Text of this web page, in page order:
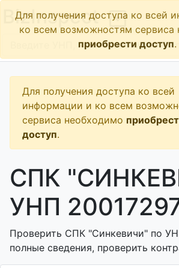
BizInspect
Для получения доступа ко всей
ко всем возможностям сервиса
приобрести доступ.
Для получения доступа ко всей
информации и ко всем
сервиса необходимо
доступ.
СПК
УНП
Проверить СПК "Синкевичи" по
полные сведения, проверить